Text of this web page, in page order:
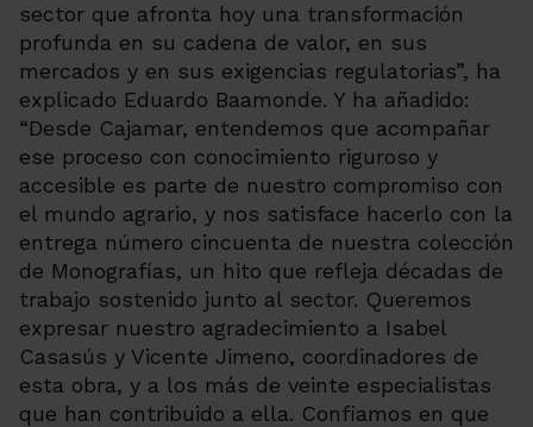
sector que afronta hoy una transformación
profunda en su cadena de valor, en sus
mercados y en sus exigencias regulatorias”, ha
explicado Eduardo Baamonde. Y ha añadido:
“Desde Cajamar, entendemos que acompañar
ese proceso con conocimiento riguroso y
accesible es parte de nuestro compromiso con
el mundo agrario, y nos satisface hacerlo con la
entrega número cincuenta de nuestra colección
de Monografías, un hito que refleja décadas de
trabajo sostenido junto al sector. Queremos
expresar nuestro agradecimiento a Isabel
Casasús y Vicente Jimeno, coordinadores de
esta obra, y a los más de veinte especialistas
que han contribuido a ella. Confiamos en que